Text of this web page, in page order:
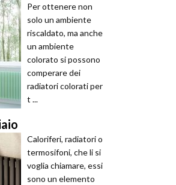
Per ottenere non
solo un ambiente
riscaldato, ma anche
un ambiente
colorato si possono
comperare dei
radiatori colorati per
t ...
Caloriferi, radiatori o
termosifoni, che li si
voglia chiamare, essi
sono un elemento